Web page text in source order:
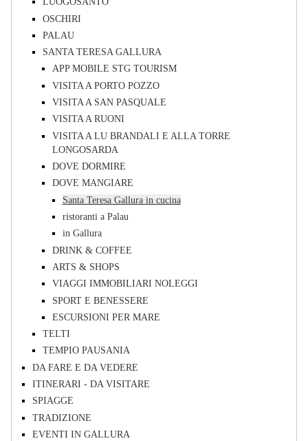
OSCHIRI
PALAU
SANTA TERESA GALLURA
APP MOBILE STG TOURISM
VISITA A PORTO POZZO
VISITA A SAN PASQUALE
VISITA A RUONI
VISITA A LU BRANDALI E ALLA TORRE
LONGOSARDA
DOVE DORMIRE
DOVE MANGIARE
Santa Teresa Gallura in cucina
ristoranti a Palau
in Gallura
DRINK & COFFEE
ARTS & SHOPS
VIAGGI IMMOBILIARI NOLEGGI
SPORT E BENESSERE
ESCURSIONI PER MARE
TELTI
TEMPIO PAUSANIA
DA FARE E DA VEDERE
ITINERARI - DA VISITARE
SPIAGGE
TRADIZIONE
EVENTI IN GALLURA